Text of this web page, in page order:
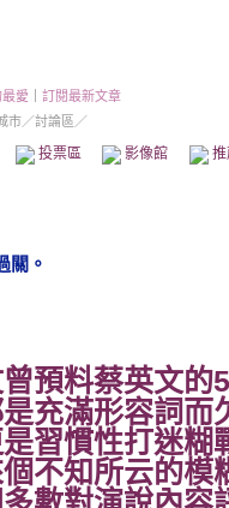
愛
訂閱最新文章
市／討論區／
投票區 影像館
關。
預料蔡英文的
充滿形容詞而
習慣性打迷
不知所云的模